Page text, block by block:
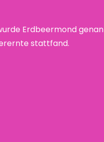
Erdbeermond
stattfand.